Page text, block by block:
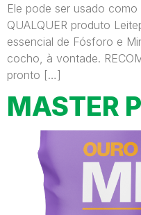
Ele pode ser usado
QUALQUER produto
essencial de Fósforo e
cocho, à vontade.​​​​
pronto […]
MASTER